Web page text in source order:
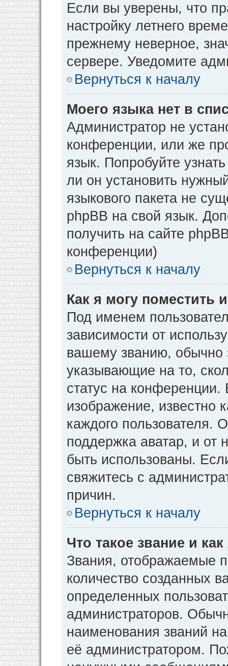
Если вы уверены, что
настройку летнего
прежнему неверное,
сервере. Уведомите
Вернуться к началу
Моего языка нет в
Администратор не
конференции, или же
язык. Попробуйте
ли он установить
языкового пакета не
phpBB на свой язык.
получить на сайте
конференции)
Вернуться к началу
Как я могу поместить
Под именем
зависимости от
вашему званию, обычно
указывающие на то,
статус на
изображение, известно
каждого пользователя.
поддержка аватар, и от
быть использованы.
свяжитесь с
причин.
Вернуться к началу
Что такое звание и
Звания, отображаемые
количество созданных
определенных
администраторов.
наименования званий
её администратором.